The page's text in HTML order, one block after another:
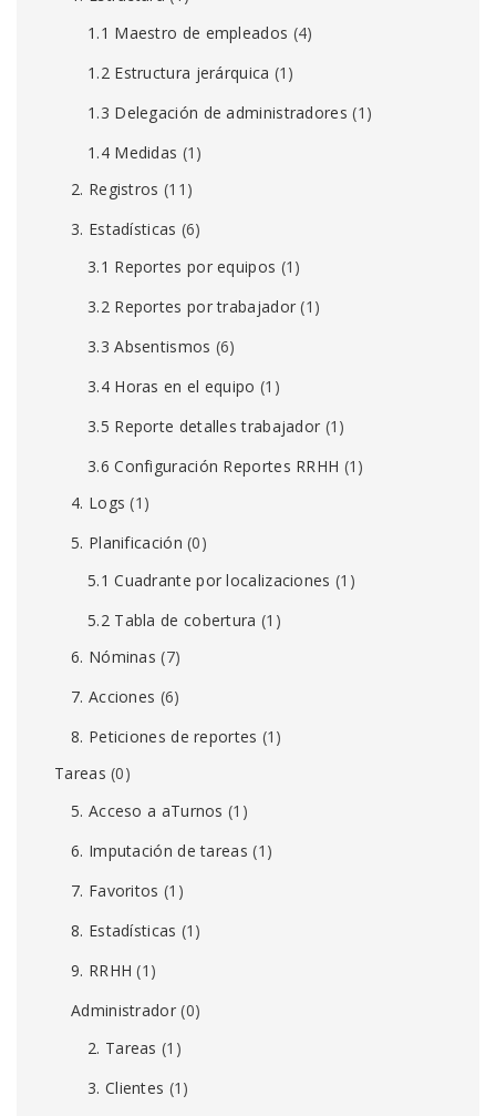
1.1 Maestro de empleados (4)
1.2 Estructura jerárquica (1)
1.3 Delegación de administradores (1)
1.4 Medidas (1)
2. Registros (11)
3. Estadísticas (6)
3.1 Reportes por equipos (1)
3.2 Reportes por trabajador (1)
3.3 Absentismos (6)
3.4 Horas en el equipo (1)
3.5 Reporte detalles trabajador (1)
3.6 Configuración Reportes RRHH (1)
4. Logs (1)
5. Planificación (0)
5.1 Cuadrante por localizaciones (1)
5.2 Tabla de cobertura (1)
6. Nóminas (7)
7. Acciones (6)
8. Peticiones de reportes (1)
Tareas (0)
5. Acceso a aTurnos (1)
6. Imputación de tareas (1)
7. Favoritos (1)
8. Estadísticas (1)
9. RRHH (1)
Administrador(0)
2. Tareas (1)
3. Clientes (1)